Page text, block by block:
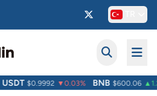
USDT $0.9992 ▼0.03% BNB $600.06